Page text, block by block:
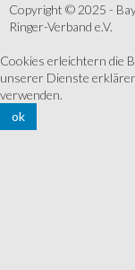
Copyright © 2025 -
Ringer-Verband e.V.
Cookies erleichtern die
unserer Dienste
verwenden.
ok